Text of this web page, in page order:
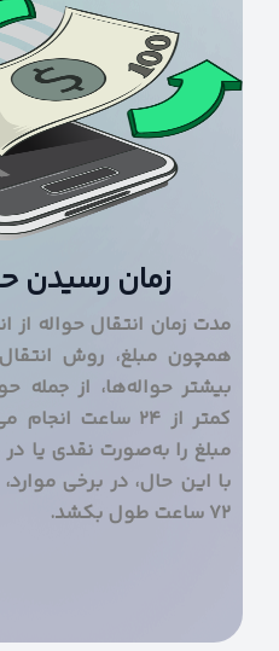
زمان رسیدن
مدت زمان انتقال حواله از
همچون مبلغ، روش
بیشتر حواله‌ها، از جمله
کمتر از ۲۴ ساعت
مبلغ را به‌صورت نقدی یا
با این حال، در برخی
۷۲ ساعت طول بکشد.